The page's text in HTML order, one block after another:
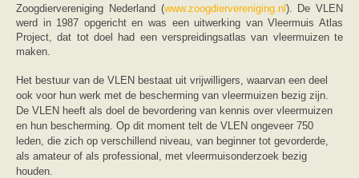
Meedoen
Landelijk zoogdierwerkgroepen
Regionale of provinciale werkgroepen
Landelijke natuurverenigingen
Ik wil graag mee op vleermuisexcursie
Vleermuizen in de tuin
Aankondiging activiteiten
Ik ben op zoek naar een detector
Ecologie en soorten
Hoe vleermuizen leven
Zoogdiervereniging Nederland (www.zoogdiervereniging.nl ). De VLEN
werd in 1987 opgericht en was een uitwerking van Vleermuis Atlas
Project, dat tot doel had een verspreidingsatlas van vleermuizen te
maken.
Het bestuur van de VLEN bestaat uit vrijwilligers, waarvan een deel
ook voor hun werk met de bescherming van vleermuizen bezig zijn.
De VLEN heeft als doel de bevordering van kennis over vleermuizen
en hun bescherming. Op dit moment telt de VLEN ongeveer 750
leden, die zich op verschillend niveau, van beginner tot gevorderde,
als amateur of als professional, met vleermuisonderzoek bezig
houden.